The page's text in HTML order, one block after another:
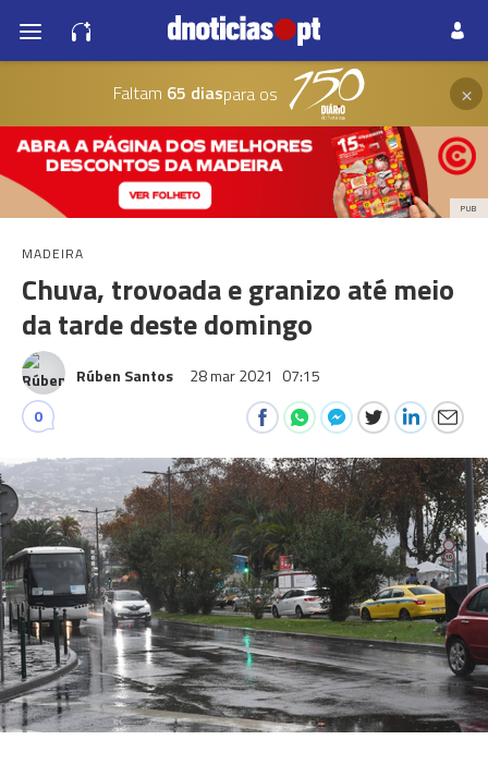
Faltam 65 diaspara os ×
PUB
MADEIRA
Chuva, trovoada e granizo até meio
da tarde deste domingo
Rúben Santos 28 mar 2021 07:15
0